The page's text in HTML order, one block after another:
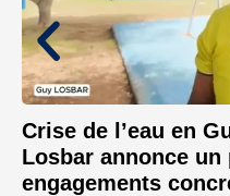
Crise de l’eau en
Losbar annonce un
engagements